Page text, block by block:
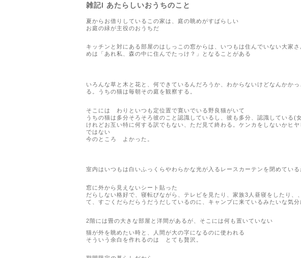
雑記l あたらしいおうちのこと
夏からお借りしているこの家は、庭の眺めがすばらしい
お庭の緑が主役のおうちだ
キッチンと対にある部屋のはしっこの窓からは、いつもは住んでいない大家
めは「あれ私、森の中に住んでたっけ？」となることがある
いろんな草と木と花と、何できているんだろうか、わからないけどなんかか
る。うちの猫は毎朝その庭を観察する。
そこには わりといつも定位置で寛いでいる野良猫がいて
うちの猫は多分そろそろ彼のこと認識しているし、 彼も多分、認識している(
けれどお互い特に何する訳でもない、ただ見て終わる。 ケンカをしないかヒヤ
ではない
今のところ よかった。
室内はいつもは白いふっくらやわらかな光が入るレースカーテンを閉めている
窓に外から見えないシート貼った
だらしない格好で、寝転びながら、テレビを見たり、家族3 人昼寝をしたり、、
て、すごくだらだらうだうだしているのに、キャンプに来ているみたいな気分
2階には畳の大きな部屋と洋間があるが、そこには何も置いていない
猫が外を眺めたい時と、人間が大の字になるのに使われる
そういう余白を作れるのは とても贅沢。